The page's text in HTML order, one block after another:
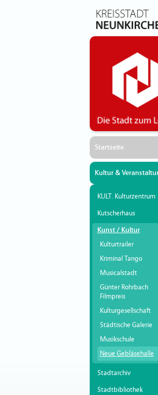
Startseite
Kultur &
KULT. Kulturzentrum
Kutscherhaus
Kunst / Kultur
Kulturtrailer
Kriminal Tango
Musicalstadt
Günter Rohrbach
Filmpreis
Kulturgesellschaft
Städtische Galerie
Musikschule
Neue Gebläsehalle
Stadtarchiv
Stadtbibliothek